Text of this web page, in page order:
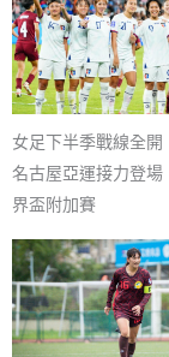
女足下半季戰線全開
名古屋亞運接力登
界盃附加賽